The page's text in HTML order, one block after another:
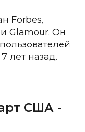
Forbes,
Glamour. Он
лет назад.
США -